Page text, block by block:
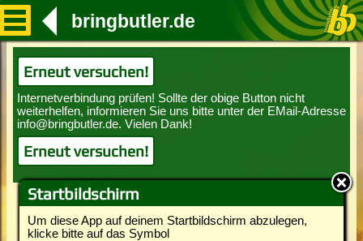
Startbildschirm
Um diese App auf deinem Startbildschirm abzulegen,
klicke bitte auf das Symbol
bringbutler.de
Erneut versuchen!
Erneut versuchen!